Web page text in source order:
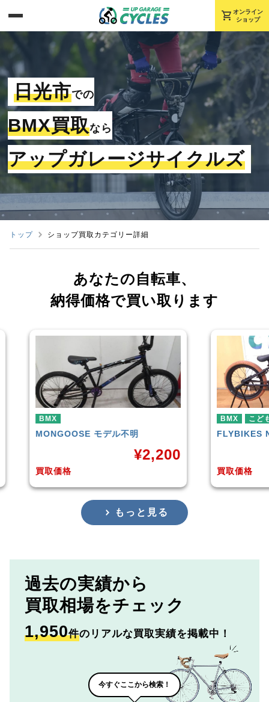
shopping_cart オンライン
ショップ
日光市での
BMX買取なら
アップガレージサイクルズ
トップ ショップ買取カテゴリー詳細
あなたの自転車、
納得価格で買い取ります
FLYBIKESNEO
買取価格
¥10,000
BMX
買取
もっと見る
過去の実績から
買取相場をチェック
1,950件のリアルな買取実績を掲載中！
今すぐここから検索！